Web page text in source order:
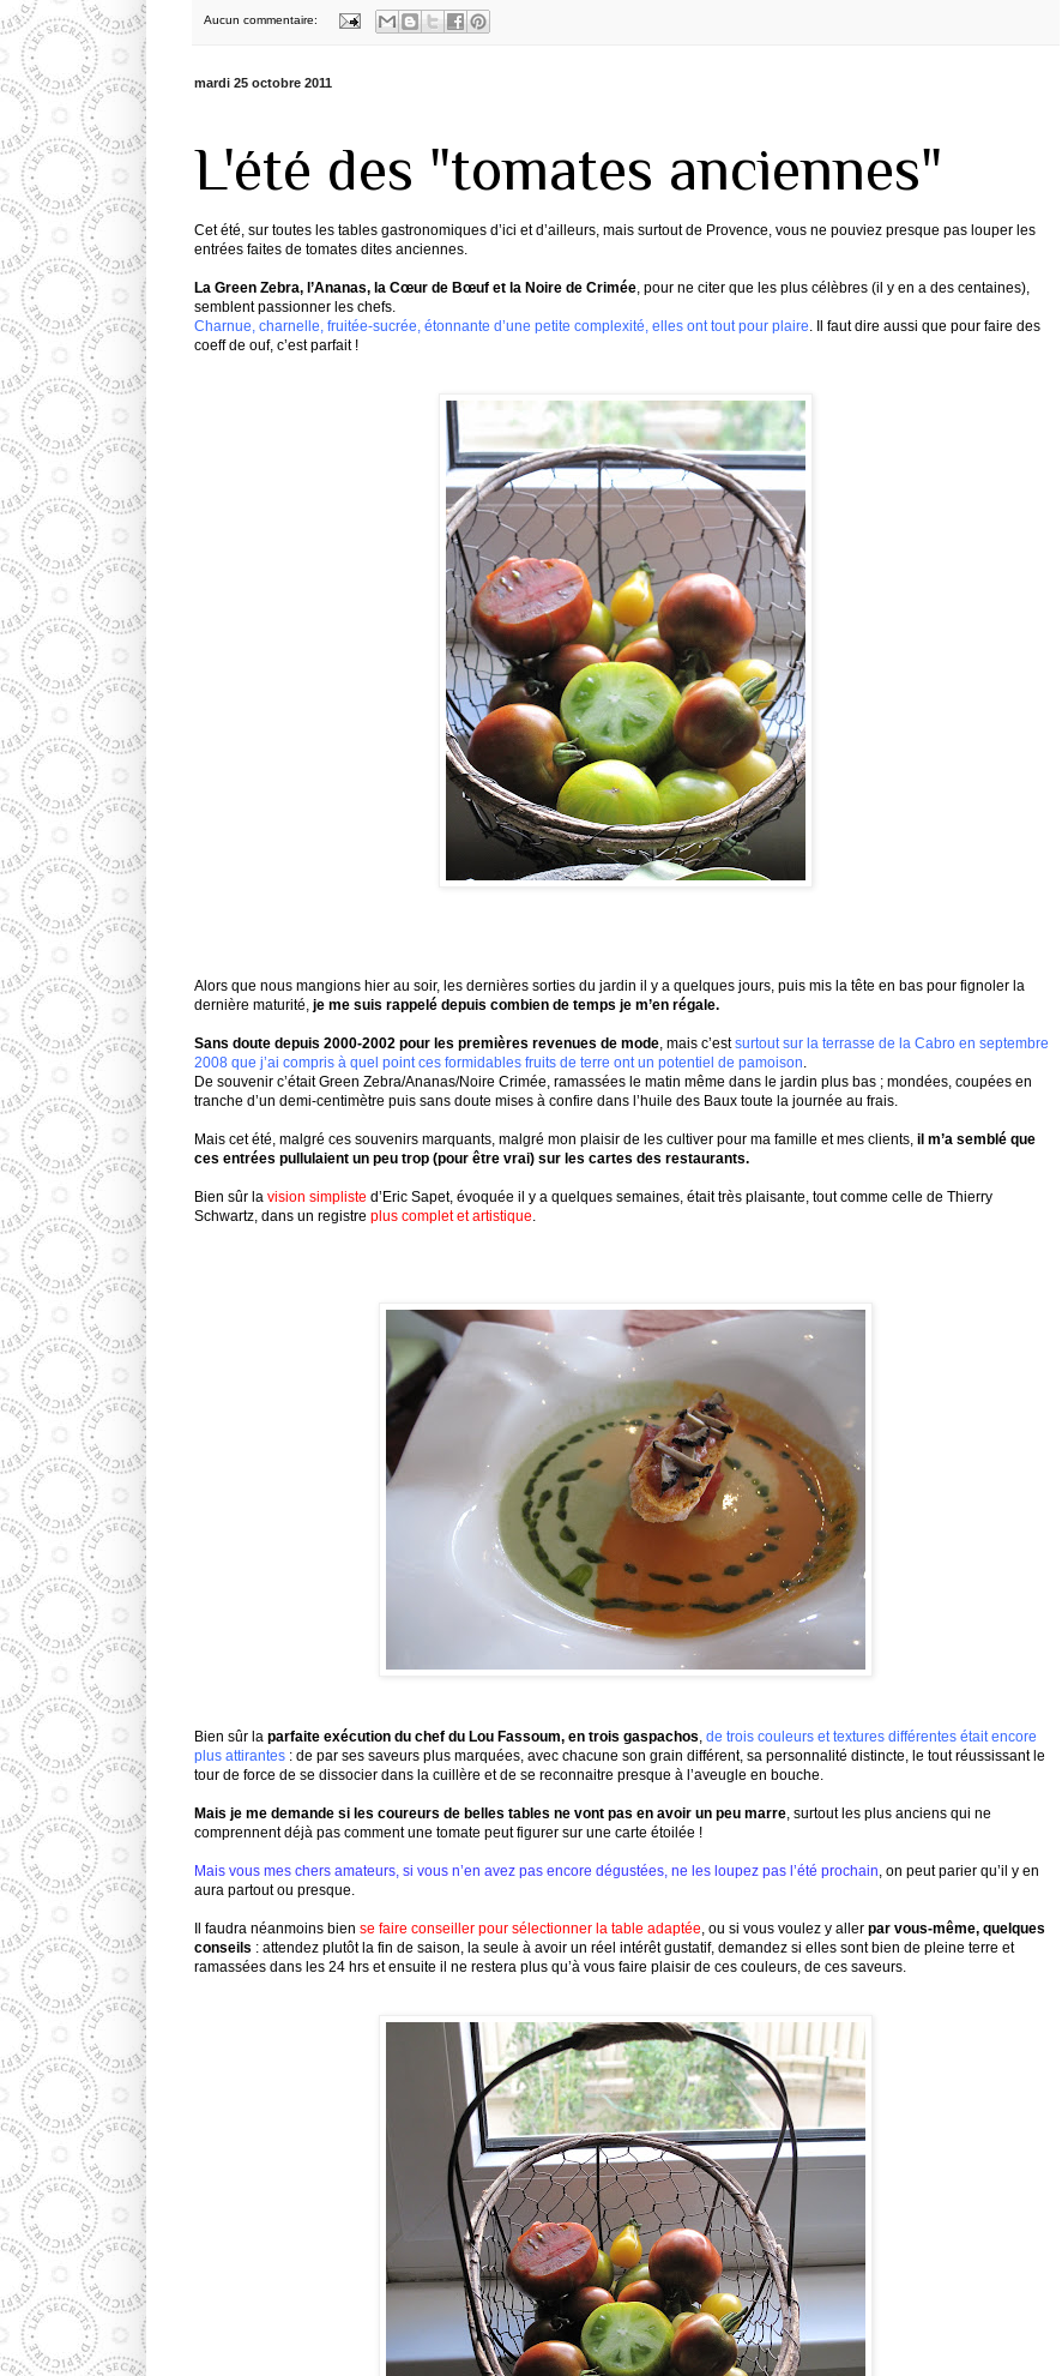
Aucun commentaire:
mardi 25 octobre 2011
L'été des "tomates anciennes"
Cet été, sur toutes les tables gastronomiques d’ici et d’ailleurs, mais surtout de Provence, vous ne pouviez presque pas louper les
entrées faites de tomates dites anciennes.
La Green Zebra, l’Ananas, la Cœur de Bœuf et la Noire de Crimée , pour ne citer que les plus célèbres (il y en a des centaines),
semblent passionner les chefs.
Charnue, charnelle, fruitée-sucrée, étonnante d’une petite complexité, elles ont tout pour plaire . Il faut dire aussi que pour faire des
coeff de ouf, c’est parfait !
Alors que nous mangions hier au soir, les dernières sorties du jardin il y a quelques jours, puis mis la tête en bas pour fignoler la
dernière maturité, je me suis rappelé depuis combien de temps je m’en régale.
Sans doute depuis 2000-2002 pour les premières revenues de mode , mais c’estsurtout sur la terrasse de la Cabro en septembre
2008 que j’ai compris à quel point ces formidables fruits de terre ont un potentiel de pamoison
De souvenir c’était Green Zebra/Ananas/Noire Crimée, ramassées le matin même dans le jardin plus bas ; mondées, coupées en
tranche d’un demi-centimètre puis sans doute mises à confire dans l’huile des Baux toute la journée au frais.
Mais cet été, malgré ces souvenirs marquants, malgré mon plaisir de les cultiver pour ma famille et mes clients, il m’a semblé que
ces entrées pullulaient un peu trop (pour être vrai) sur les cartes des restaurants.
Bien sûr la vision simpliste d’Eric Sapet, évoquée il y a quelques semaines, était très plaisante, tout comme celle de Thierry
Schwartz, dans un registre plus complet et artistique
Bien sûr la parfaite exécution du chef du Lou Fassoum, en trois gaspachos de trois couleurs et textures différentes était encore
plus attirantes : de par ses saveurs plus marquées, avec chacune son grain différent, sa personnalité distincte, le tout réussissant le
tour de force de se dissocier dans la cuillère et de se reconnaitre presque à l’aveugle en bouche.
Mais je me demande si les coureurs de belles tables ne vont pas en avoir un peu marre , surtout les plus anciens qui ne
comprennent déjà pas comment une tomate peut figurer sur une carte étoilée !
Mais vous mes chers amateurs, si vous n’en avez pas encore dégustées, ne les loupez pas l’été prochain , on peut parier qu’il y en
aura partout ou presque.
Il faudra néanmoins bien se faire conseiller pour sélectionner la table adaptée , ou si vous voulez y aller par vous-même, quelques
conseils : attendez plutôt la fin de saison, la seule à avoir un réel intérêt gustatif, demandez si elles sont bien de pleine terre et
ramassées dans les 24 hrs et ensuite il ne restera plus qu’à vous faire plaisir de ces couleurs, de ces saveurs.